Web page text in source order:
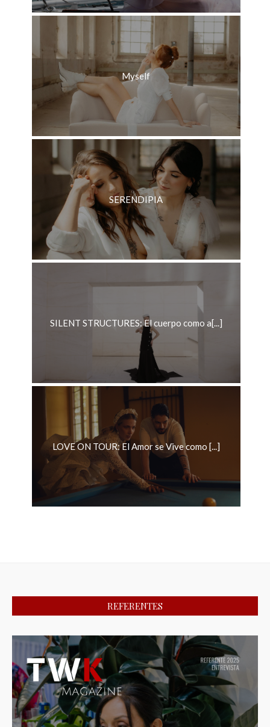
Myself
SERENDIPIA
SILENT STRUCTURES: El cuerpo como a[...]
LOVE ON TOUR: El Amor se Vive como [...]
REFERENTES